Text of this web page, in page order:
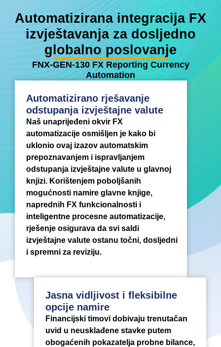
Automatizirana integracija FX
izvještavanja za dosljedno
globalno poslovanje
FNX-GEN-130 FX Reporting Currency
Automation
Automatizirano rješavanje
odstupanja izvještajne valute
Naš unaprijeđeni okvir FX
automatizacije osmišljen je kako bi
uklonio ovaj izazov automatskim
prepoznavanjem i ispravljanjem
odstupanja izvještajne valute u glavnoj
knjizi. Korištenjem poboljšanih
mogućnosti namire glavne knjige,
naprednih FX funkcionalnosti i
inteligentne procesne automatizacije,
rješenje osigurava da svi saldi
izvještajne valute ostanu točni, dosljedni
i spremni za reviziju.
Jasna vidljivost i fleksibilne
opcije namire
Financijski timovi dobivaju trenutačan
uvid u neusklađene stavke putem
obogaćenih pokazatelja probne bilance,